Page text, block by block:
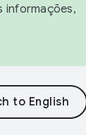
informações,